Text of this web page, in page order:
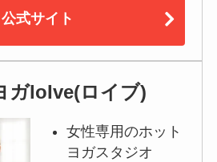
公式サイト
ガloIve(ロイブ)
女性専用のホット
ヨガスタジオ